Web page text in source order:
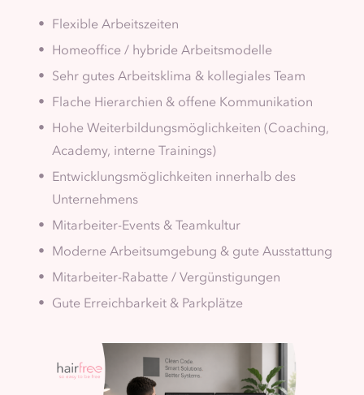
Flexible Arbeitszeiten
Homeoffice / hybride Arbeitsmodelle
Sehr gutes Arbeitsklima & kollegiales Team
Flache Hierarchien & offene Kommunikation
Hohe Weiterbildungsmöglichkeiten (Coaching,
Academy, interne Trainings)
Entwicklungsmöglichkeiten innerhalb des
Unternehmens
Mitarbeiter-Events & Teamkultur
Moderne Arbeitsumgebung & gute Ausstattung
Mitarbeiter-Rabatte / Vergünstigungen
Gute Erreichbarkeit & Parkplätze